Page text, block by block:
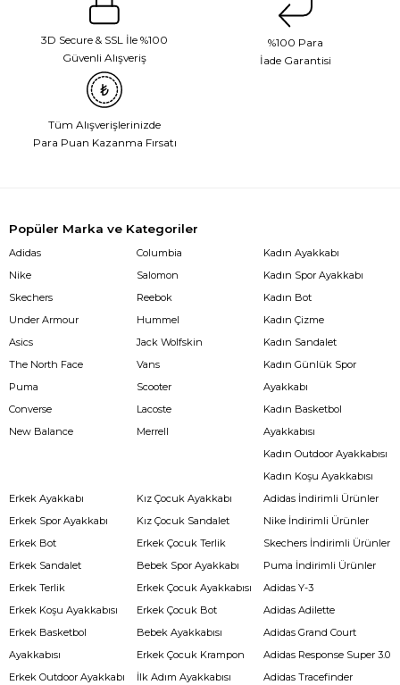
3D Secure & SSL İle %100
Güvenli Alışveriş
%100 Para
İade Garantisi
Tüm Alışverişlerinizde
Para Puan Kazanma Fırsatı
Popüler Marka ve Kategoriler
Adidas
Nike
Skechers
Under Armour
Asics
The North Face
Puma
Converse
New Balance
Columbia
Salomon
Reebok
Hummel
Jack Wolfskin
Vans
Scooter
Lacoste
Merrell
Kadın Ayakkabı
Kadın Spor Ayakkabı
Kadın Bot
Kadın Çizme
Kadın Sandalet
Kadın Günlük Spor
Ayakkabı
Kadın Basketbol
Ayakkabısı
Kadın Outdoor Ayakkabısı
Kadın Koşu Ayakkabısı
Erkek Ayakkabı
Erkek Spor Ayakkabı
Erkek Bot
Erkek Sandalet
Erkek Terlik
Erkek Koşu Ayakkabısı
Erkek Basketbol
Ayakkabısı
Erkek Outdoor Ayakkabı
Kız Çocuk Ayakkabı
Kız Çocuk Sandalet
Erkek Çocuk Terlik
Bebek Spor Ayakkabı
Erkek Çocuk Ayakkabısı
Erkek Çocuk Bot
Bebek Ayakkabısı
Erkek Çocuk Krampon
İlk Adım Ayakkabısı
Adidas İndirimli Ürünler
Nike İndirimli Ürünler
Skechers İndirimli Ürünler
Puma İndirimli Ürünler
Adidas Y-3
Adidas Adilette
Adidas Grand Court
Adidas Response Super 3.0
Adidas Tracefinder